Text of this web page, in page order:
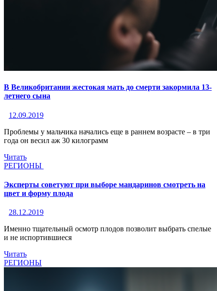
В Великобритании жестокая мать до смерти закормила 13-
летнего сына
12.09.2019
Проблемы у мальчика начались еще в раннем возрасте – в три
года он весил аж 30 килограмм
Читать
РЕГИОНЫ
Эксперты советуют при выборе мандаринов смотреть на
цвет и форму плода
28.12.2019
Именно тщательный осмотр плодов позволит выбрать спелые
и не испортившиеся
Читать
РЕГИОНЫ